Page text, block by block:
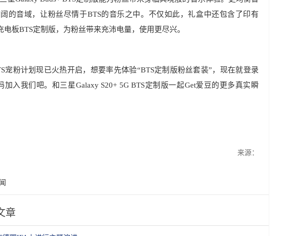
的音域，让粉丝尽情于BTS的音乐之中。不仅如此，礼盒中还包含了印有
电板BTS定制版，为粉丝带来充沛电量，使用更尽兴。
宠粉计划现已火热开启，想要率先体验“BTS定制版粉丝套装”，现在就登录
加入我们吧。和三星Galaxy S20+ 5G BTS定制版一起Get爱豆的更多真实瞬
来源：
章